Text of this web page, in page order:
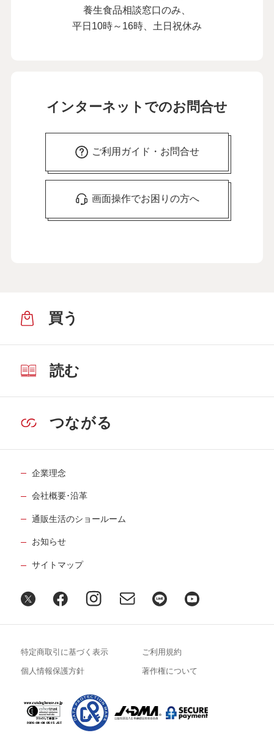
養生食品相談窓口のみ、
平日10時～16時、土日祝休み
インターネットでのお問合せ
ご利用ガイド・お問合せ
画面操作でお困りの方へ
買う
読む
つながる
企業理念
会社概要･沿革
通販生活のショールーム
お知らせ
サイトマップ
特定商取引に基づく表示 ご利用規約
個人情報保護方針 著作権について